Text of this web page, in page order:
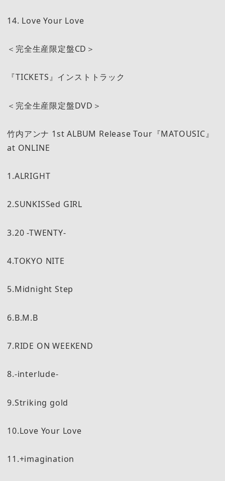
14. Love Your Love
＜完全生産限定盤CD＞
『TICKETS』インストトラック
＜完全生産限定盤DVD＞
竹内アンナ 1st ALBUM Release Tour『MATOUSIC』
at ONLINE
1.ALRIGHT
2.SUNKISSed GIRL
3.20 -TWENTY-
4.TOKYO NITE
5.Midnight Step
6.B.M.B
7.RIDE ON WEEKEND
8.-interlude-
9.Striking gold
10.Love Your Love
11.+imagination